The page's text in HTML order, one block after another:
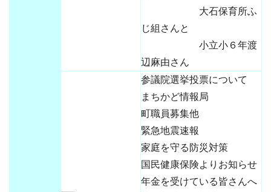
大石保育所ふ
じ組さんと
小立小６年渡
辺麻由さん
参議院選挙投票について
まちかど情報局
町職員募集他
緊急地震速報
家庭を守る防災対策
国民健康保険よりお知らせ
年金を受けている皆さんへ